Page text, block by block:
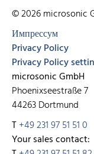
© 2026 microsonic
Импрессум
Privacy Policy
Privacy Policy
microsonic GmbH
Phoenixseestraße 7
44263 Dortmund
T+49 231 97 51 51 0
Your sales contact: